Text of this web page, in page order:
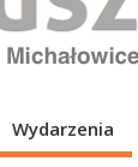
Wydarzenia